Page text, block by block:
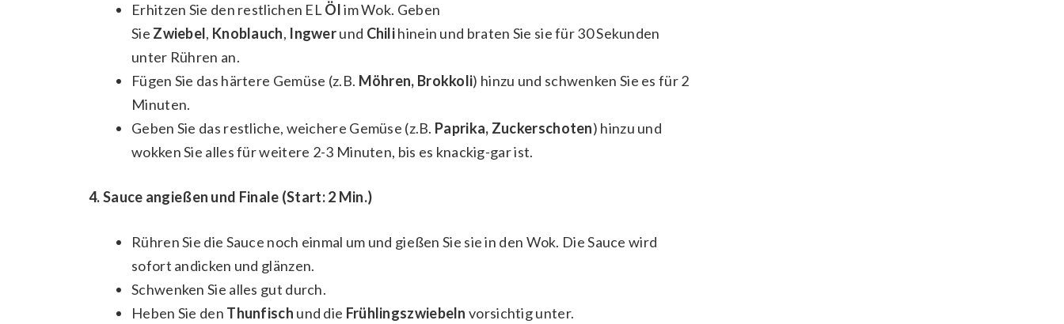
Erhitzen Sie den restlichen EL Ölim Wok. Geben
Sie Zwiebel, Knoblauch, Ingwerund Chilihinein und braten Sie sie für 30 Sekunden
unter Rühren an.
Fügen Sie das härtere Gemüse (z.B. Möhren, Brokkoli) hinzu und schwenken Sie es für 2
Minuten.
Geben Sie das restliche, weichere Gemüse (z.B. Paprika, Zuckerschoten) hinzu und
wokken Sie alles für weitere 2-3 Minuten, bis es knackig-gar ist.
4. Sauce angießen und Finale (Start: 2 Min.)
Rühren Sie die Sauce noch einmal um und gießen Sie sie in den Wok. Die Sauce wird
sofort andicken und glänzen.
Schwenken Sie alles gut durch.
Heben Sie den Thunfisch und die Frühlingszwiebeln vorsichtig unter.